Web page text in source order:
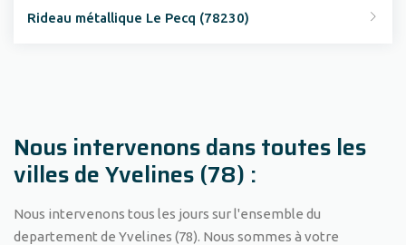
Rideau métallique Le Pecq (78230)
Nous intervenons dans toutes les
villes de Yvelines (78) :
Nous intervenons tous les jours sur l'ensemble du
departement de Yvelines (78). Nous sommes à votre